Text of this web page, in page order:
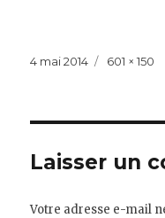
Publié
4 mai 2014
Taille
601 × 150
Laisser un
Votre adresse e-mail